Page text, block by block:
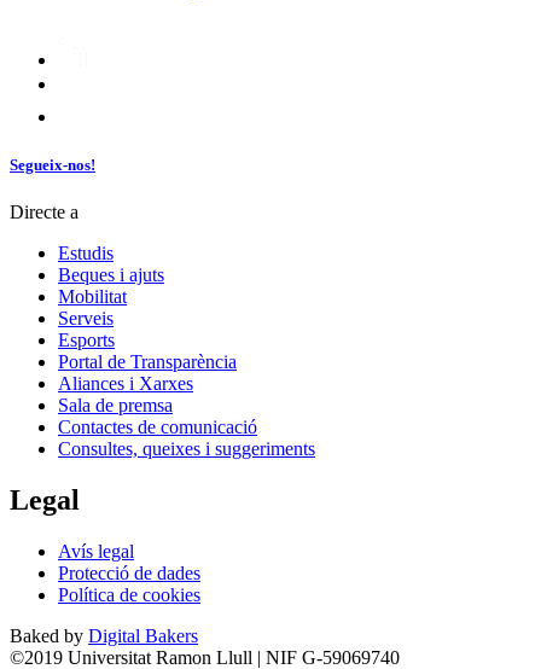
Segueix-nos!
Directe a
Estudis
Beques i ajuts
Mobilitat
Serveis
Esports
Portal de Transparència
Aliances i Xarxes
Sala de premsa
Contactes de comunicació
Consultes, queixes i suggeriments
Legal
Avís legal
Protecció de dades
Política de cookies
Baked by Digital Bakers
©2019 Universitat Ramon Llull | NIF G-59069740